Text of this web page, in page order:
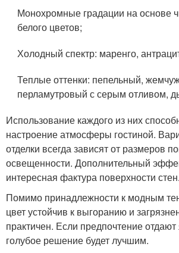
Монохромные градации на основе
белого цветов;
Холодный спектр: маренго,
Теплые оттенки: пепельный,
перламутровый с серым отливом,
Использование каждого из них
настроение атмосферы гостиной.
отделки всегда зависят от размеров
освещенности. Дополнительный
интересная фактура поверхности стен.
Помимо принадлежности к модным
цвет устойчив к выгоранию и
практичен. Если предпочтение отдают
голубое решение будет лучшим.